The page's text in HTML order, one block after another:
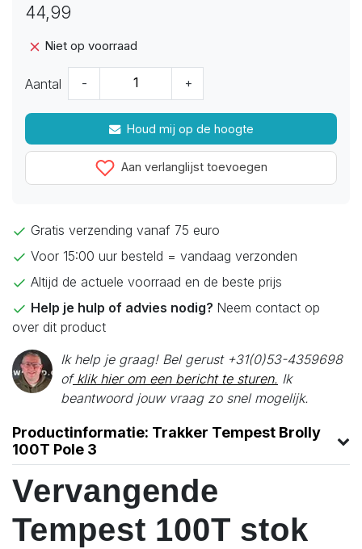
44,99
Niet op voorraad
Aantal - +
Houd mij op de hoogte
Aan verlanglijst toevoegen
Gratis verzending vanaf 75 euro
Voor 15:00 uur besteld = vandaag verzonden
Altijd de actuele voorraad en de beste prijs
Help je hulp of advies nodig? Neem contact op
over dit product
Ik help je graag! Bel gerust +31(0)53-4359698
ofklik hier om een bericht te sturen. Ik
beantwoord jouw vraag zo snel mogelijk.
Productinformatie: Trakker Tempest Brolly
100T Pole 3
Vervangende
Tempest 100T stok